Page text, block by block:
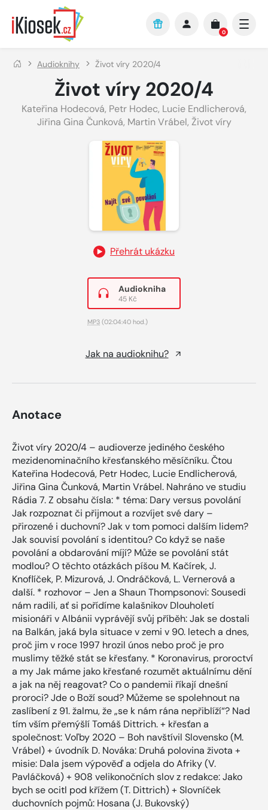
Přejít na hlavní obsah
0
Audioknihy Život víry 2020/4
Život víry 2020/4
Kateřina Hodecová, Petr Hodec, Lucie Endlicherová,
Jiřina Gina Čunková, Martin Vrábel, Život víry
Přehrát ukázku
Audiokniha
45 Kč
MP3 (02:04:40 hod.)
Jak na audioknihu?
Anotace
Život víry 2020/4 – audioverze jediného českého
mezidenominačního křesťanského měsíčníku. Čtou
Kateřina Hodecová, Petr Hodec, Lucie Endlicherová,
Jiřina Gina Čunková, Martin Vrábel. Nahráno ve studiu
Rádia 7. Z obsahu čísla: * téma: Dary versus povolání
Jak rozpoznat či přijmout a rozvíjet své dary –
přirozené i duchovní? Jak v tom pomoci dalším lidem?
Jak souvisí povolání s identitou? Co když se naše
povolání a obdarování míjí? Může se povolání stát
modlou? O těchto otázkách píšou M. Kačírek, J.
Knoflíček, P. Mizurová, J. Ondráčková, L. Vernerová a
další. * rozhovor – Jen a Shaun Thompsonovi: Sousedi
nám radili, ať si pořídíme kalašnikov Dlouholetí
misionáři v Albánii vyprávějí svůj příběh: Jak se dostali
na Balkán, jaká byla situace v zemi v 90. letech a dnes,
proč jim v roce 1997 hrozil únos nebo proč je pro
muslimy těžké stát se křesťany. * Koronavirus, proroctví
a my Jak máme jako křesťané rozumět aktuálnímu dění
a jak na něj reagovat? Co o pandemii říkají dnešní
proroci? Jde o Boží soud? Můžeme se spolehnout na
zaslíbení z 91. žalmu, že „se k nám rána nepřiblíží“? Nad
tím vším přemýšlí Tomáš Dittrich. + křesťan a
společnost: Voľby 2020 – Boh navštívil Slovensko (M.
Vrábel) + úvodník D. Nováka: Druhá polovina života +
misie: Dala jsem výpověď a odjela do Afriky (V.
Pavláčková) + 908 velikonočních slov z redakce: Jako
bych se ocitl pod křížem (T. Dittrich) + Slovníček
duchovních pojmů: Hosana (J. Bukovský)